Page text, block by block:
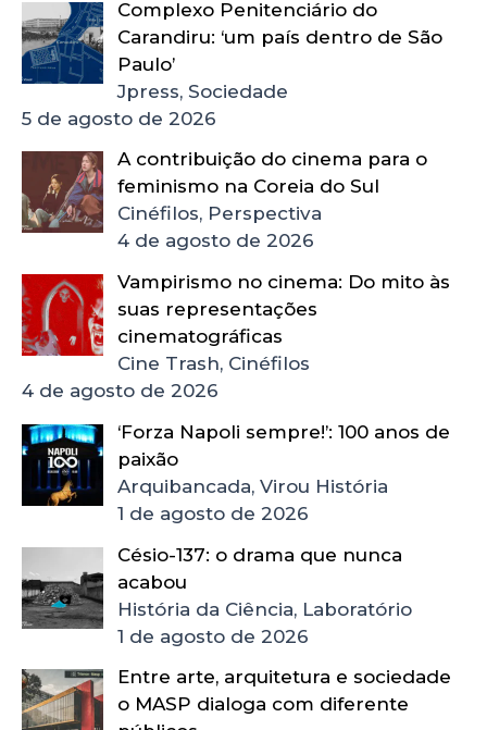
Complexo Penitenciário do
Carandiru: ‘um país dentro de São
Paulo’
Jpress, Sociedade
5 de agosto de 2026
A contribuição do cinema para o
feminismo na Coreia do Sul
Cinéfilos, Perspectiva
4 de agosto de 2026
Vampirismo no cinema: Do mito às
suas representações
cinematográficas
Cine Trash, Cinéfilos
4 de agosto de 2026
‘Forza Napoli sempre!’: 100 anos de
paixão
Arquibancada, Virou História
1 de agosto de 2026
Césio-137: o drama que nunca
acabou
História da Ciência, Laboratório
1 de agosto de 2026
Entre arte, arquitetura e sociedade
o MASP dialoga com diferente